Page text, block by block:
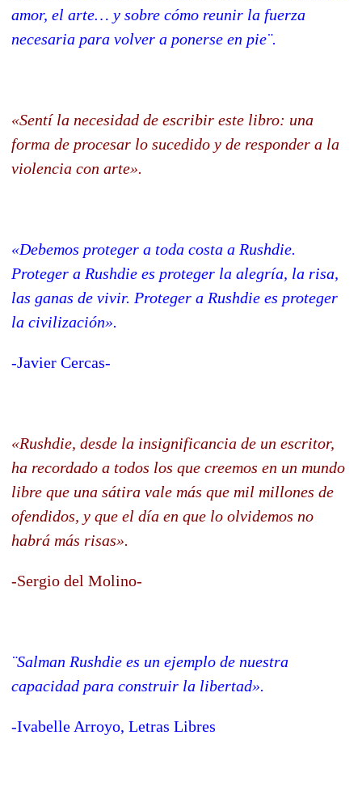
amor, el arte… y sobre cómo reunir la fuerza
necesaria para volver a ponerse en pie¨.
«Sentí la necesidad de escribir este libro: una
forma de procesar lo sucedido y de responder a la
violencia con arte».
«Debemos proteger a toda costa a Rushdie.
Proteger a Rushdie es proteger la alegría, la risa,
las ganas de vivir. Proteger a Rushdie es proteger
la civilización».
-Javier Cercas-
«Rushdie, desde la insignificancia de un escritor,
ha recordado a todos los que creemos en un mundo
libre que una sátira vale más que mil millones de
ofendidos, y que el día en que lo olvidemos no
habrá más risas».
-Sergio del Molino-
¨Salman Rushdie es un ejemplo de nuestra
capacidad para construir la libertad».
-Ivabelle Arroyo, Letras Libres